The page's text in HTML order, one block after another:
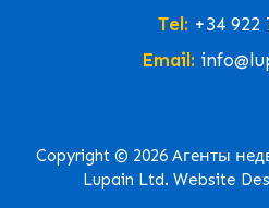
Tel: +34 922
Email:
Copyright © 2026 Агенты
Lupain Ltd. Website